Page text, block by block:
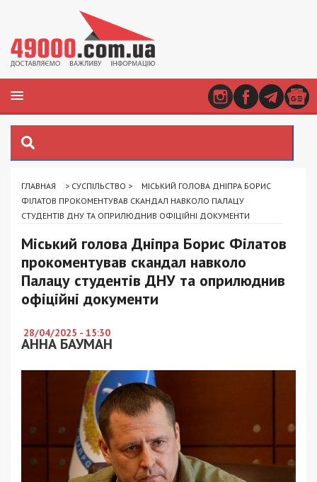
ГЛАВНАЯ > СУСПІЛЬСТВО >
МІСЬКИЙ ГОЛОВА ДНІПРА БОРИС
ФІЛАТОВ ПРОКОМЕНТУВАВ СКАНДАЛ НАВКОЛО ПАЛАЦУ
СТУДЕНТІВ ДНУ ТА ОПРИЛЮДНИВ ОФІЦІЙНІ ДОКУМЕНТИ
Міський голова Дніпра Борис Філатов
прокоментував скандал навколо
Палацу студентів ДНУ та оприлюднив
офіційні документи
28/04/2025 - 15:30
АННА БАУМАН